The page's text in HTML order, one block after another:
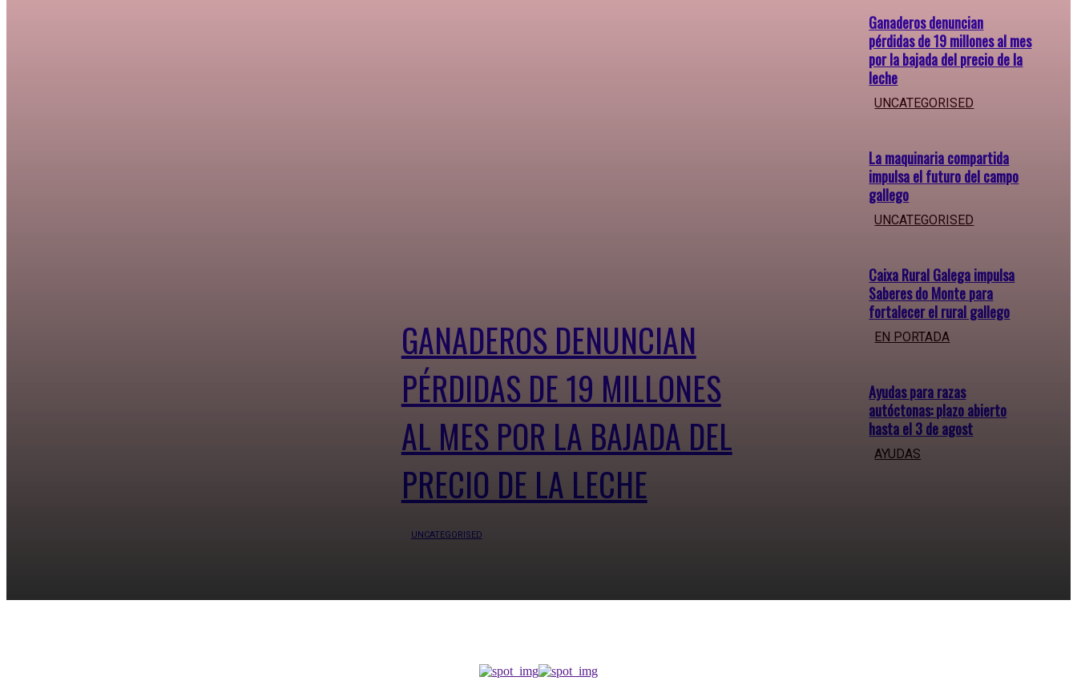
GANADEROS DENUNCIAN
PÉRDIDAS DE 19 MILLONES
AL MES POR LA BAJADA DEL
PRECIO DE LA LECHE
UNCATEGORISED
Ganaderos denuncian
pérdidas de 19 millones al mes
por la bajada del precio de la
leche
UNCATEGORISED
La maquinaria compartida
impulsa el futuro del campo
gallego
UNCATEGORISED
Caixa Rural Galega impulsa
Saberes do Monte para
fortalecer el rural gallego
EN PORTADA
Ayudas para razas
autóctonas: plazo abierto
hasta el 3 de agost
AYUDAS